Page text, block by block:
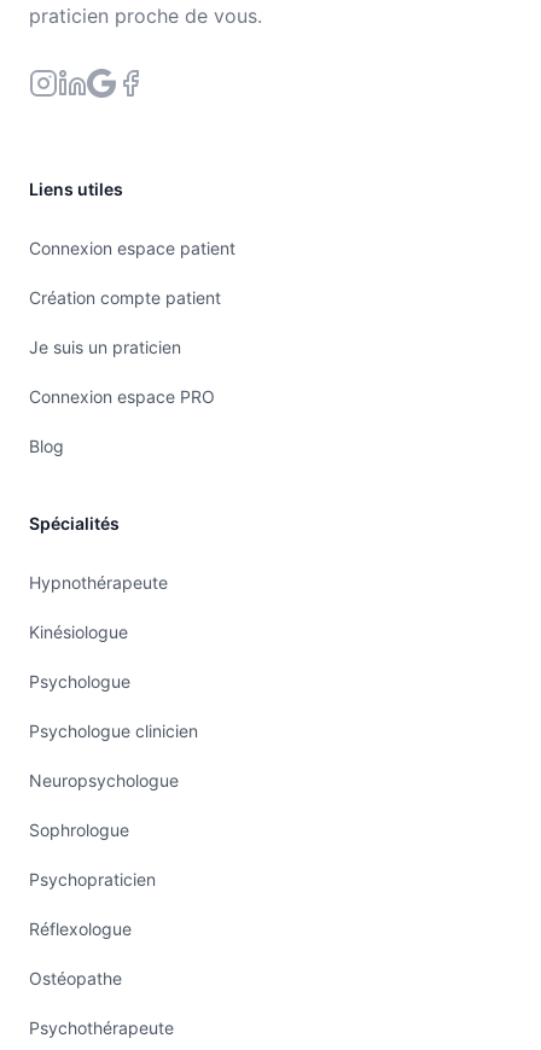
praticien proche de vous.
Liens utiles
Connexion espace patient
Création compte patient
Je suis un praticien
Connexion espace PRO
Blog
Spécialités
Hypnothérapeute
Kinésiologue
Psychologue
Psychologue clinicien
Neuropsychologue
Sophrologue
Psychopraticien
Réflexologue
Ostéopathe
Psychothérapeute